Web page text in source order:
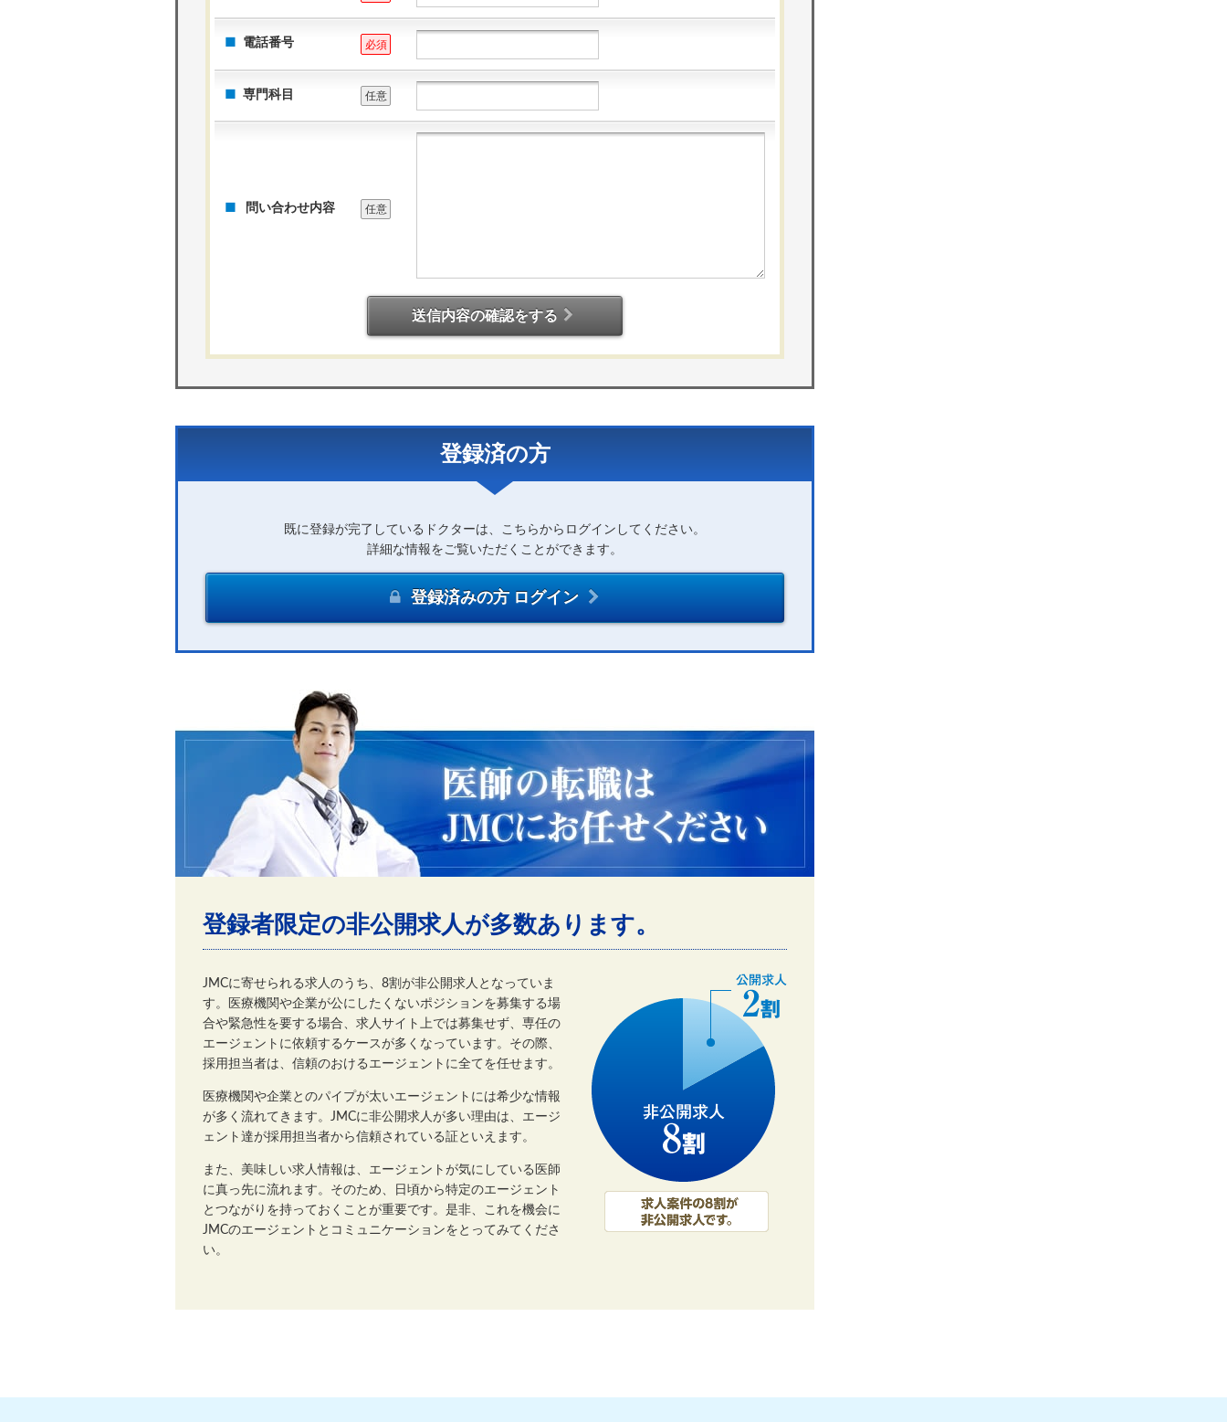
電話番号 必須
専門科目 任意
問い合わせ内容 任意
送信内容の確認をする
登録済の方
既に登録が完了しているドクターは、こちらからログインしてください。
詳細な情報をご覧いただくことができます。
登録済みの方 ログイン
登録者限定の非公開求人が多数あります。
JMCに寄せられる求人のうち、8割が非公開求人となっていま
す。医療機関や企業が公にしたくないポジションを募集する場
合や緊急性を要する場合、求人サイト上では募集せず、専任の
エージェントに依頼するケースが多くなっています。その際、
採用担当者は、信頼のおけるエージェントに全てを任せます。
医療機関や企業とのパイプが太いエージェントには希少な情報
が多く流れてきます。JMCに非公開求人が多い理由は、エージ
ェント達が採用担当者から信頼されている証といえます。
また、美味しい求人情報は、エージェントが気にしている医師
に真っ先に流れます。そのため、日頃から特定のエージェント
とつながりを持っておくことが重要です。是非、これを機会に
JMCのエージェントとコミュニケーションをとってみてくださ
い。